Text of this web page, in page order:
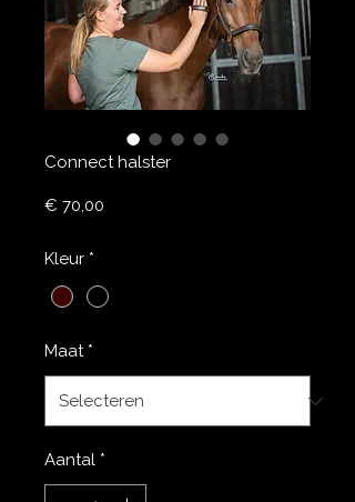
Connect halster
€ 70,00
Kleur *
Maat *
Aantal *